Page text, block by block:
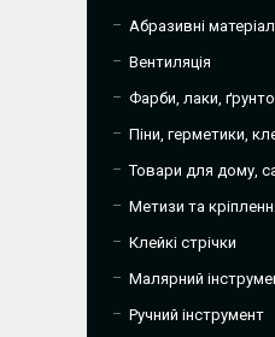
Абразивні
Вентиляція
Фарби, лаки,
Піни, герметики,
Товари для дому,
Метизи та
Клейкі стрічки
Малярний
Ручний інструмент